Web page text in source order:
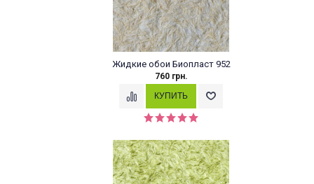
Жидкие обои Биопласт 952
760 грн.